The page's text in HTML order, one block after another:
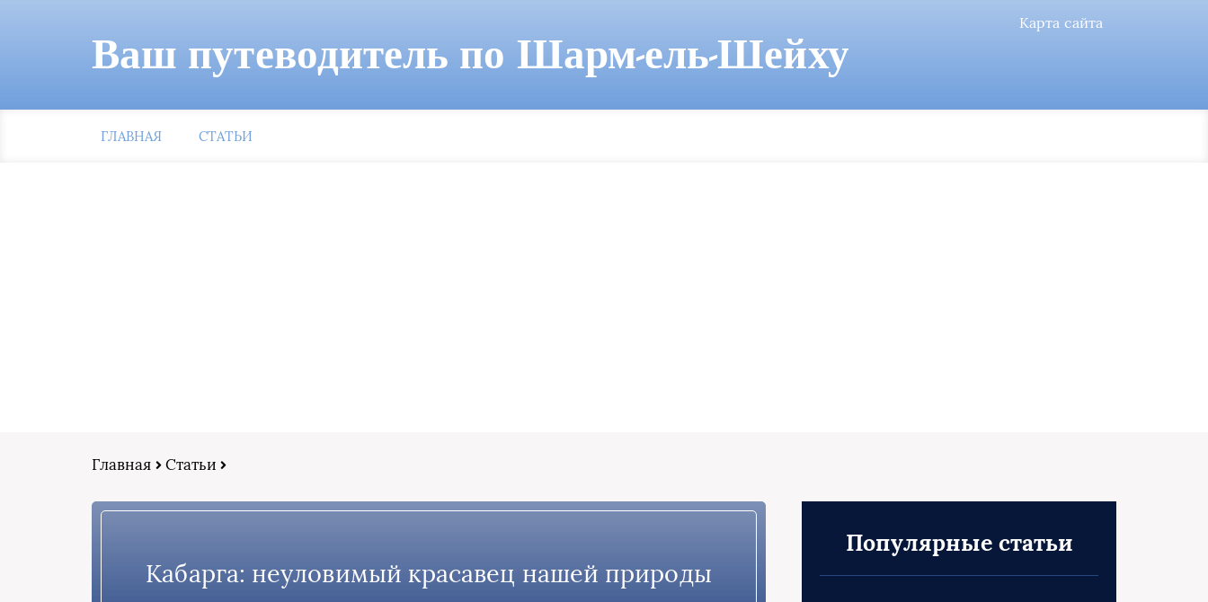
Карта сайта
Ваш путеводитель по Шарм-ель-Шейху
ГЛАВНАЯ СТАТЬИ
Главная Статьи
Кабарга: неуловимый красавец нашей природы
Популярные статьи